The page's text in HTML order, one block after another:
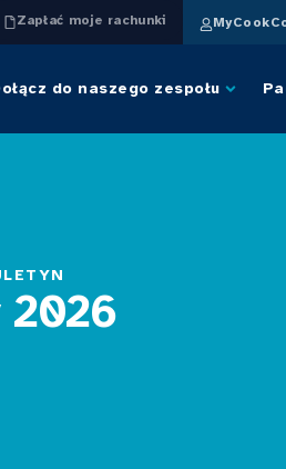
Zapłać moje rachunki
do naszego zespołu
2026